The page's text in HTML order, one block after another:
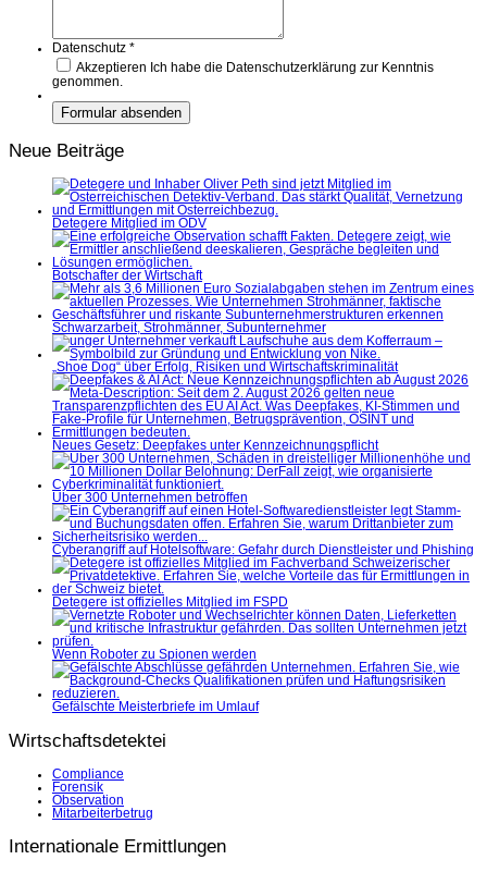
Datenschutz *
Akzeptieren Ich habe die Datenschutzerklärung zur Kenntnis
genommen.
Neue Beiträge
Detegere Mitglied im ÖDV
Botschafter der Wirtschaft
Schwarzarbeit, Strohmänner, Subunternehmer
„Shoe Dog“ über Erfolg, Risiken und Wirtschaftskriminalität
Neues Gesetz: Deepfakes unter Kennzeichnungspflicht
Über 300 Unternehmen betroffen
Cyberangriff auf Hotelsoftware: Gefahr durch Dienstleister und Phishing
Detegere ist offizielles Mitglied im FSPD
Wenn Roboter zu Spionen werden
Gefälschte Meisterbriefe im Umlauf
Wirtschaftsdetektei
Compliance
Forensik
Observation
Mitarbeiterbetrug
Internationale Ermittlungen